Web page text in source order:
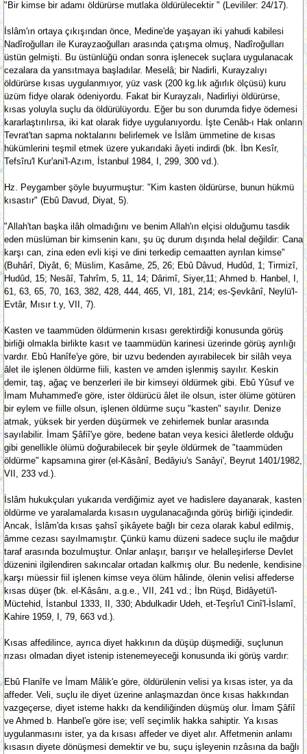
"Bir kimse bir adamı öldürürse mutlaka öldürülecektir " (Levililer: 24/17).
İslâm'ın ortaya çıkışından önce, Medine'de yaşayan iki yahudi kabilesi
Nadîroğulları ile Kurayzaoğulları arasında çatışma olmuş, Nadîroğulları
üstün gelmişti. Bu üstünlüğü ondan sonra işlenecek suçlara uygulanacak
cezalara da yansıtmaya başladılar. Meselâ; bir Nadirli, Kurayzalıyı
öldürürse kısas uygulanmıyor, yüz vask (200 kg.lık ağırlık ölçüsü) kuru
üzüm fidye olarak ödeniyordu. Fakat bir Kurayzalı, Nadirliyi öldürürse,
kısas yoluyla suçlu da öldürülüyordu. Eğer bu son durumda fidye ödemesi
kararlaştırılırsa, iki kat olarak fidye uygulanıyordu. İşte Cenâb-ı Hak onların
Tevrat'tan sapma noktalarını belirlemek ve İslâm ümmetine de kısas
hükümlerini teşmil etmek üzere yukarıdaki âyeti indirdi (bk. İbn Kesîr,
Tefsîru'l Kur'ani'l-Azım, İstanbul 1984, I, 299, 300 vd.).
Hz. Peygamber şöyle buyurmuştur: "Kim kasten öldürürse, bunun hükmü
kısastır" (Ebû Davud, Diyat, 5).
"Allah'tan başka ilâh olmadığını ve benim Allah'ın elçisi olduğumu tasdik
eden müslüman bir kimsenin kanı, şu üç durum dışında helal değildir: Cana
karşı can, zina eden evli kişi ve dini terkedip cemaatten ayrılan kimse"
(Buhârî, Diyât, 6; Müslim, Kasâme, 25, 26; Ebû Dâvud, Hudûd, 1; Tirmizî,
Hudûd, 15; Nesâî, Tahrîm, 5, 11, 14; Dârimî, Siyer,11; Ahmed b. Hanbel, I,
61, 63, 65, 70, 163, 382, 428, 444, 465, VI, 181, 214; es-Şevkânî, Neylü'l-
Evtâr, Mısır t.y, VII, 7).
Kasten ve taammüden öldürmenin kısası gerektirdiği konusunda görüş
birliği olmakla birlikte kasıt ve taammüdün karinesi üzerinde görüş ayrılığı
vardır. Ebû Hanîfe'ye göre, bir uzvu bedenden ayırabilecek bir silâh veya
âlet ile işlenen öldürme fiili, kasten ve amden işlenmiş sayılır. Keskin
demir, taş, ağaç ve benzerleri ile bir kimseyi öldürmek gibi. Ebû Yûsuf ve
İmam Muhammed'e göre, ister öldürücü âlet ile olsun, ister ölüme götüren
bir eylem ve fiille olsun, işlenen öldürme suçu "kasten" sayılır. Denize
atmak, yüksek bir yerden düşürmek ve zehirlemek bunlar arasında
sayılabilir. İmam Şâfiî'ye göre, bedene batan veya kesici âletlerde olduğu
gibi genellikle ölümü doğurabilecek bir şeyle öldürmek de "taammüden
öldürme" kapsamına girer (el-Kâsânî, Bedâyiu's Sanâyi', Beyrut 1401/1982,
VII, 233 vd.).
İslâm hukukçuları yukarıda verdiğimiz ayet ve hadislere dayanarak, kasten
öldürme ve yaralamalarda kısasın uygulanacağında görüş birliği içindedir.
Ancak, İslâm'da kısas şahsî şikâyete bağlı bir ceza olarak kabul edilmiş,
âmme cezası sayılmamıştır. Çünkü kamu düzeni sadece suçlu ile mağdur
taraf arasında bozulmuştur. Onlar anlaşır, barışır ve helalleşirlerse Devlet
düzenini ilgilendiren sakıncalar ortadan kalkmış olur. Bu nedenle, kendisine
karşı müessir fiil işlenen kimse veya ölüm hâlinde, ölenin velisi affederse
kısas düşer (bk. el-Kâsânı, a.g.e., VII, 241 vd.; İbn Rüşd, Bidâyetü'l-
Müctehid, İstanbul 1333, II, 330; Abdulkadir Udeh, et-Teşrîu'l Cinî'l-İslamî,
Kahire 1959, I, 79, 663 vd.).
Kısas affedilince, ayrıca diyet hakkının da düşüp düşmediği, suçlunun
rızası olmadan diyet istenip istenemeyeceği konusunda iki görüş vardır:
Ebû Flanîfe ve İmam Mâlik'e göre, öldürülenin velisi ya kısas ister, ya da
affeder. Veli, suçlu ile diyet üzerine anlaşmazdan önce kısas hakkından
vazgeçerse, diyet isteme hakkı da kendiliğinden düşmüş olur. İmam Şâfiî
ve Ahmed b. Hanbel'e göre ise; velî seçimlik hakka sahiptir. Ya kısas
uygulanmasını ister, ya da kısası affeder ve diyet alır. Affetmenin anlamı
kısasın diyete dönüşmesi demektir ve bu, suçu işleyenin rızâsına da bağlı